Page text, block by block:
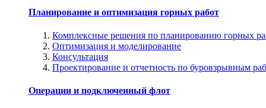
Планирование и оптимизация горных работ
Комплексные решения по планированию горных
Оптимизация и моделирование
Консультация
Проектирование и отчетность по буровзрывным
Операции и подключенный флот